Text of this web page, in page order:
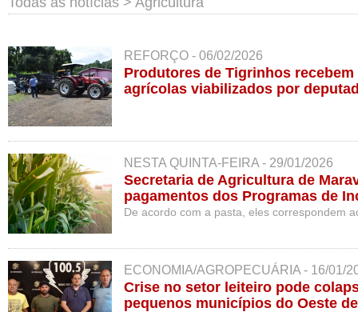
REFORÇO - 06/02/2026
Produtores de Tigrinhos
agrícolas viabilizados por
NESTA QUINTA-FEIRA - 29/01/2026
Secretaria de Agricultura de
pagamentos dos Programas de
De acordo com a pasta, eles correspondem
ECONOMIA/AGROPECUÁRIA - 16/01/
Crise no setor leiteiro pode
pequenos municípios do Oeste